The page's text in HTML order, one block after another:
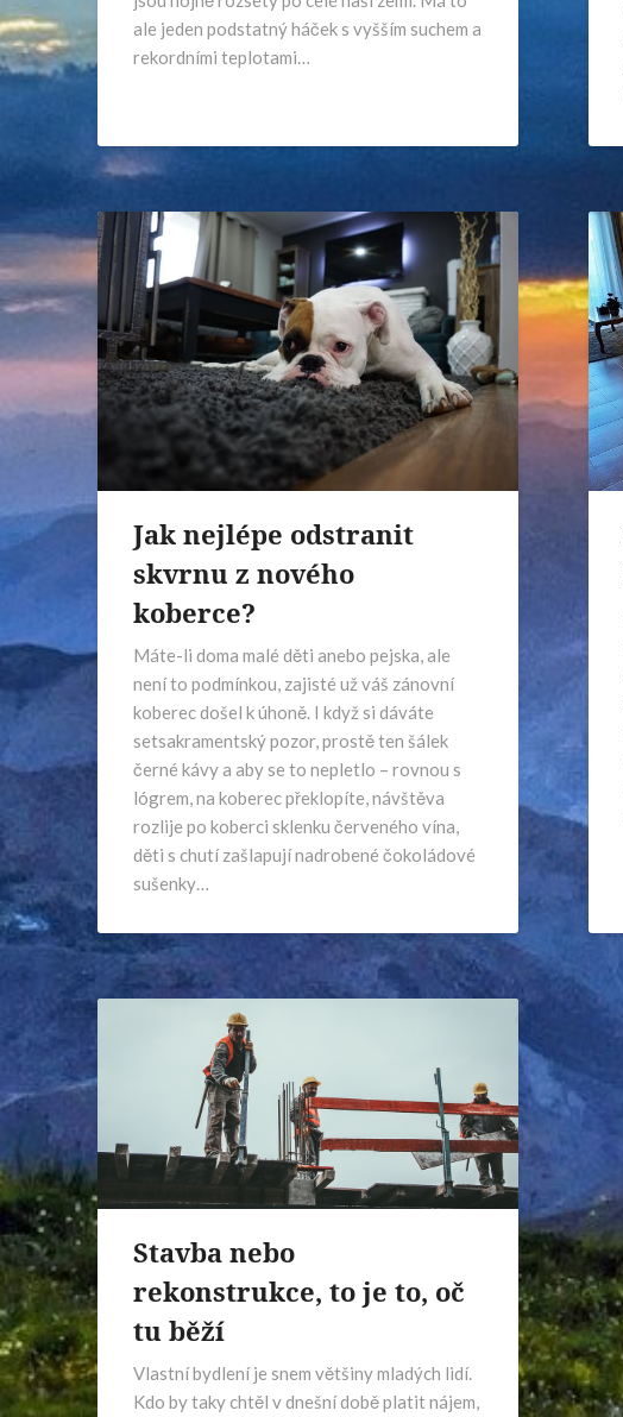
ale jeden podstatný háček s vyšším suchem a
rekordními teplotami…
Jak nejlépe odstranit
skvrnu z nového
koberce?
Máte-li doma malé děti anebo pejska, ale
není to podmínkou, zajisté už váš zánovní
koberec došel k úhoně. I když si dáváte
setsakramentský pozor, prostě ten šálek
černé kávy a aby se to nepletlo – rovnou s
lógrem, na koberec překlopíte, návštěva
rozlije po koberci sklenku červeného vína,
děti s chutí zašlapují nadrobené čokoládové
sušenky…
Stavba nebo
rekonstrukce, to je to, oč
tu běží
Vlastní bydlení je snem většiny mladých lidí.
Kdo by taky chtěl v dnešní době platit nájem,